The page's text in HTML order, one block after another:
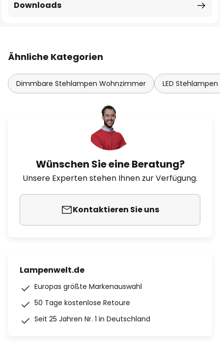
Downloads
Ähnliche Kategorien
Dimmbare Stehlampen Wohnzimmer LED
Wünschen Sie eine Beratung?
Unsere Experten stehen Ihnen zur Verfügung.
Kontaktieren Sie uns
Lampenwelt.de
Europas größte Markenauswahl
50 Tage kostenlose Retoure
Seit 25 Jahren Nr. 1 in Deutschland